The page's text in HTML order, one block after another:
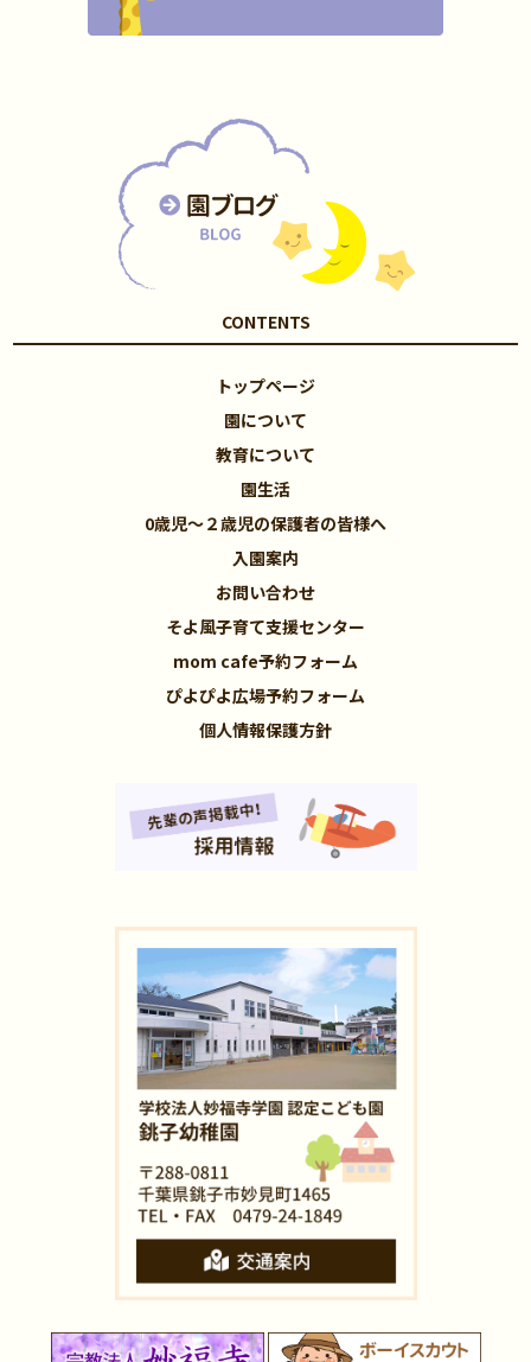
CONTENTS
トップページ
園について
教育について
園生活
0歳児～２歳児の保護者の皆様へ
入園案内
お問い合わせ
そよ風子育て支援センター
mom cafe予約フォーム
ぴよぴよ広場予約フォーム
個人情報保護方針